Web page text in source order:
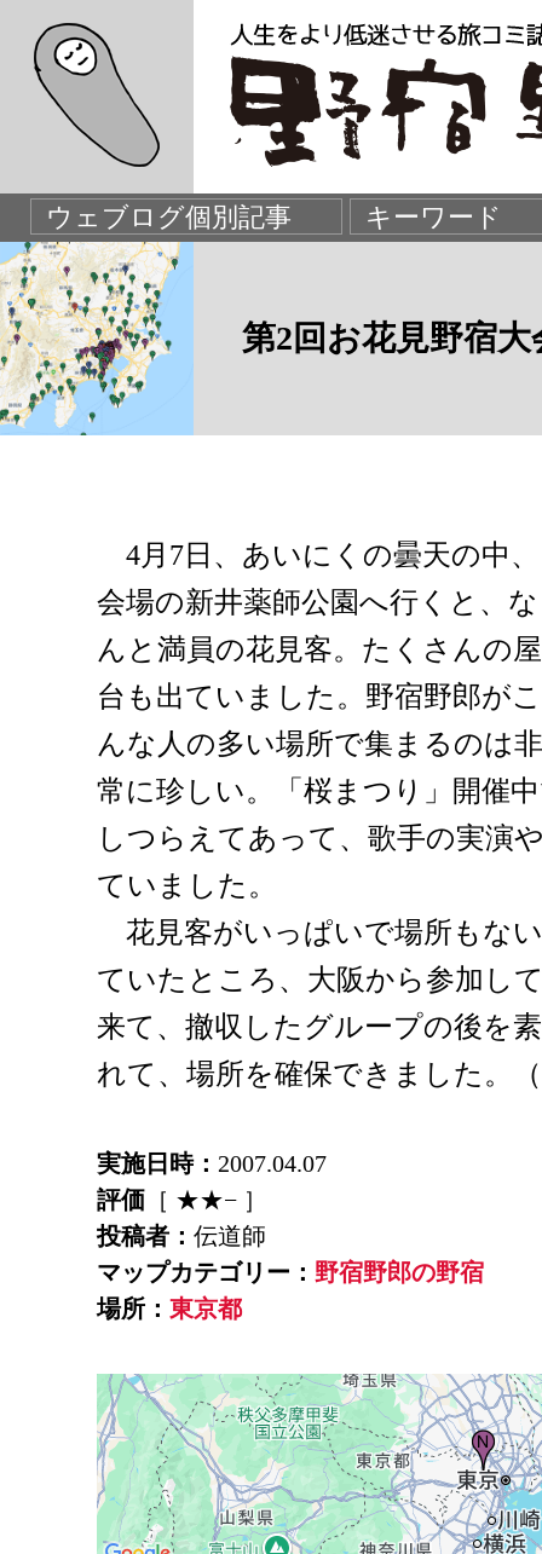
第2回お花見野宿
4月7日、あいにくの曇天の中、
会場の新井薬師公園へ行くと、な
んと満員の花見客。たくさんの屋
台も出ていました。野宿野郎がこ
んな人の多い場所で集まるのは非
常に珍しい。「桜まつり」開催
しつらえてあって、歌手の実演
ていました。
花見客がいっぱいで場所もな
ていたところ、大阪から参加し
来て、撤収したグループの後を
れて、場所を確保できました。
実施日時： 2007.04.07
評価 ［ ★★− ］
投稿者： 伝道師
マップカテゴリー： 野宿野郎の野宿
場所： 東京都